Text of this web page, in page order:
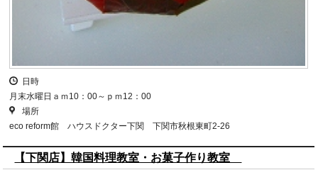
日時
月末水曜日ａｍ10：00～ｐｍ12：00
場所
eco reform館 ハウスドクター下関 下関市秋根東町2-26
【下関店】韓国料理教室・お菓子作り教室